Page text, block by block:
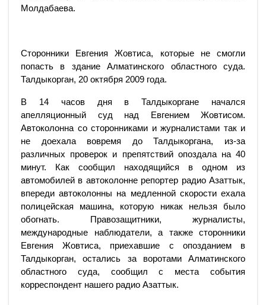
Молдабаева.
Сторонники Евгения Жовтиса, которые не смогли
попасть в здание Алматинского областного суда.
Талдыкорган, 20 октября 2009 года.
В 14 часов дня в Талдыкоргане начался
апелляционный суд над Евгением Жовтисом.
Автоколонна со сторонниками и журналистами так и
не доехала вовремя до Талдыкоргана, из-за
различных проверок и препятствий опоздала на 40
минут. Как сообщил находящийся в одном из
автомобилей в автоколонне репортер радио Азаттык,
впереди автоколонны на медленной скорости ехала
полицейская машина, которую никак нельзя было
обогнать. Правозащитники, журналисты,
международные наблюдатели, а также сторонники
Евгения Жовтиса, приехавшие с опозданием в
Талдыкорган, остались за воротами Алматинского
областного суда, сообщил с места события
корреспондент нашего радио Азаттык.